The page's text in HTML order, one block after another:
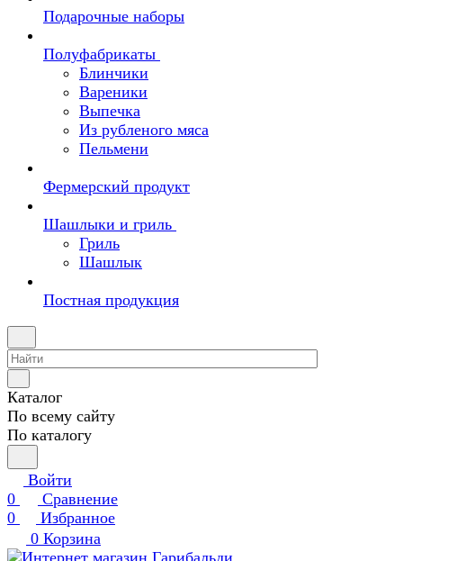
Подарочные наборы
Полуфабрикаты
Блинчики
Вареники
Выпечка
Из рубленого мяса
Пельмени
Фермерский продукт
Шашлыки и гриль
Гриль
Шашлык
Постная продукция
Каталог
По всему сайту
По каталогу
Войти
0
Сравнение
0
Избранное
0 Корзина